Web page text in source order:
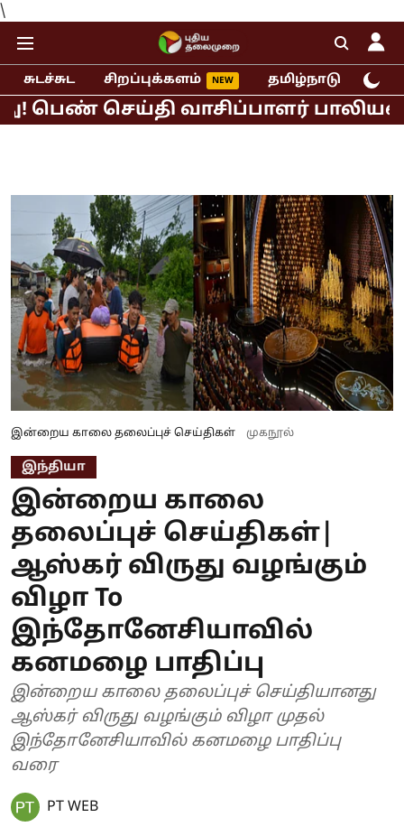
\
சுடச்சுட சிறப்புக்களம் தமிழ்நாடு
செய்தி வாசிப்பாளர் பாலியல் புகார்!
இன்றைய காலை தலைப்புச் செய்திகள் முகநூல்
இந்தியா
இன்றைய காலை
தலைப்புச் செய்திகள்|
ஆஸ்கர் விருது வழங்கும்
விழா To
இந்தோனேசியாவில்
கனமழை பாதிப்பு
இன்றைய காலை தலைப்புச் செய்தியானது
ஆஸ்கர் விருது வழங்கும் விழா முதல்
இந்தோனேசியாவில் கனமழை பாதிப்பு
வரை
PT WEB